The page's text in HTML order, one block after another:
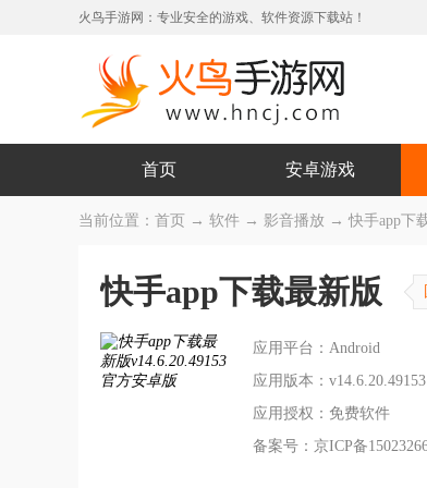
火鸟手游网：专业安全的游戏、软件资源下载站！
首页 安卓游戏
当前位置： 首页 → 软件 → 影音播放 → 快手app下
快手app下载最新版
应用平台：Android
应用版本：
应用授权：免费软件
备案号：京ICP备